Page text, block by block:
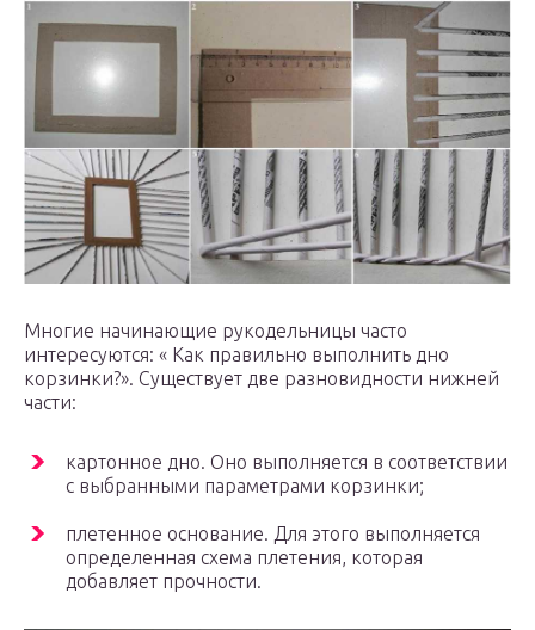
Многие начинающие рукодельницы часто
интересуются: « Как правильно выполнить дно
корзинки?». Существует две разновидности нижней
части:
картонное дно. Оно выполняется в соответствии
с выбранными параметрами корзинки;
плетенное основание. Для этого выполняется
определенная схема плетения, которая
добавляет прочности.